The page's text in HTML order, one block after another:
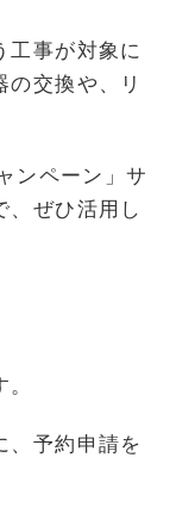
工事が対象に
交換や、リ
ンペーン」サ
、ぜひ活用し
、予約申請を